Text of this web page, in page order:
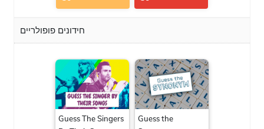
חידונים פופולריים
Guess The Singers
Guess the